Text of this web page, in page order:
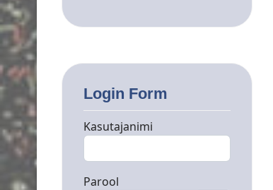
Login Form
Kasutajanimi
Parool